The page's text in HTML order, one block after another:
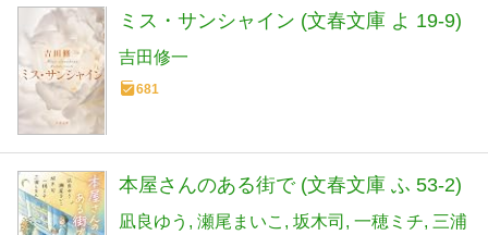
ミス・サンシャイン (文春文庫 よ 19-9)
吉田修一
681
本屋さんのある街で (文春文庫 ふ 53-2)
凪良ゆう 瀬尾まいこ 坂木司 一穂ミチ 三浦